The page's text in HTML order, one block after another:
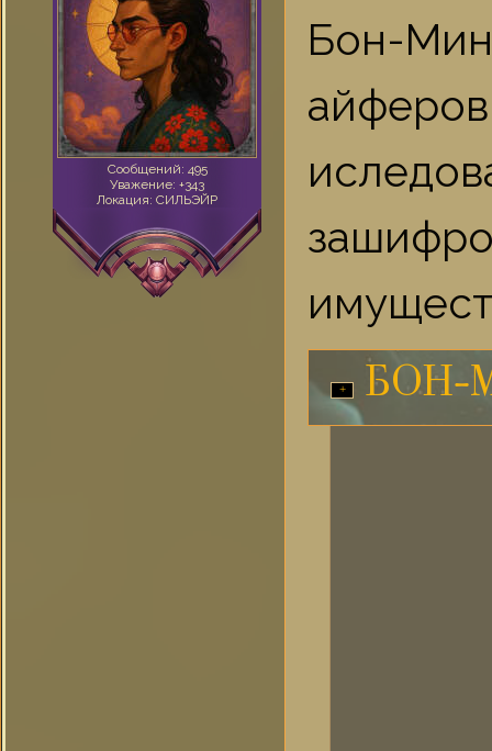
Сообщений: 495
Уважение: +343
Локация: СИЛЬЭЙР
Бон-
БОН-